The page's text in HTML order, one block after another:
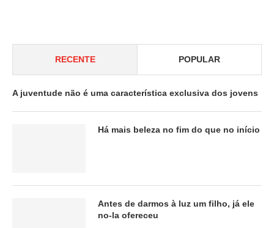
RECENTE POPULAR
A juventude não é uma característica exclusiva dos jovens
Há mais beleza no fim do que no início
Antes de darmos à luz um filho, já ele
no-la ofereceu